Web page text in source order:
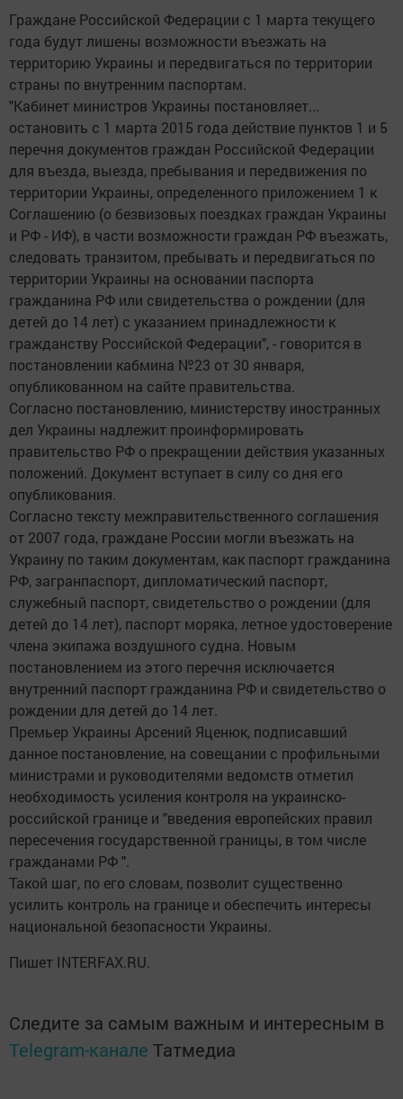
Граждане Российской Федерации с 1 марта текущего
года будут лишены возможности въезжать на
территорию Украины и передвигаться по территории
страны по внутренним паспортам.
"Кабинет министров Украины постановляет...
остановить с 1 марта 2015 года действие пунктов 1 и 5
перечня документов граждан Российской Федерации
для въезда, выезда, пребывания и передвижения по
территории Украины, определенного приложением 1 к
Соглашению (о безвизовых поездках граждан Украины
и РФ - ИФ), в части возможности граждан РФ въезжать,
следовать транзитом, пребывать и передвигаться по
территории Украины на основании паспорта
гражданина РФ или свидетельства о рождении (для
детей до 14 лет) с указанием принадлежности к
гражданству Российской Федерации", - говорится в
постановлении кабмина №23 от 30 января,
опубликованном на сайте правительства.
Согласно постановлению, министерству иностранных
дел Украины надлежит проинформировать
правительство РФ о прекращении действия указанных
положений. Документ вступает в силу со дня его
опубликования.
Согласно тексту межправительственного соглашения
от 2007 года, граждане России могли въезжать на
Украину по таким документам, как паспорт гражданина
РФ, загранпаспорт, дипломатический паспорт,
служебный паспорт, свидетельство о рождении (для
детей до 14 лет), паспорт моряка, летное удостоверение
члена экипажа воздушного судна. Новым
постановлением из этого перечня исключается
внутренний паспорт гражданина РФ и свидетельство о
рождении для детей до 14 лет.
Премьер Украины Арсений Яценюк, подписавший
данное постановление, на совещании с профильными
министрами и руководителями ведомств отметил
необходимость усиления контроля на украинско-
российской границе и "введения европейских правил
пересечения государственной границы, в том числе
гражданами РФ ".
Такой шаг, по его словам, позволит существенно
усилить контроль на границе и обеспечить интересы
национальной безопасности Украины.
Пишет INTERFAX.RU.
Следите за самым важным и интересным в
Telegram-канале Татмедиа